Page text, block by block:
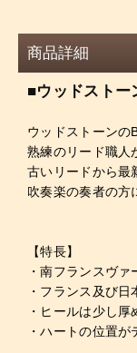
商品詳細
■ウッドスト
ウッドストーンの
熟練のリード職人
古いリードから最
吹奏楽の奏者の方
【特長】
・南フランスヴ
・フランス及び
・ヒールは少し
・ハートの位置